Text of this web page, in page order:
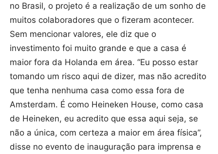
no Brasil, o projeto é a realização de um sonho de
muitos colaboradores que o fizeram acontecer.
Sem mencionar valores, ele diz que o
investimento foi muito grande e que a casa é
maior fora da Holanda em área. “Eu posso estar
tomando um risco aqui de dizer, mas não acredito
que tenha nenhuma casa como essa fora de
Amsterdam. É como Heineken House, como casa
de Heineken, eu acredito que essa aqui seja, se
não a única, com certeza a maior em área física”,
disse no evento de inauguração para imprensa e